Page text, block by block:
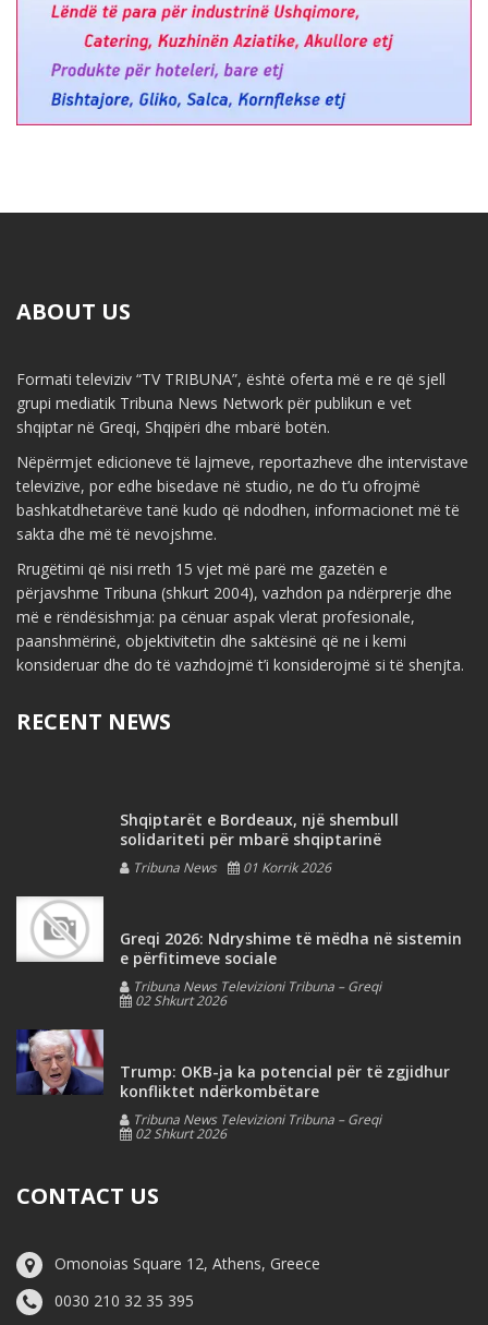
ABOUT US
Formati televiziv “TV TRIBUNA”, është oferta më e re që sjell
grupi mediatik Tribuna News Network për publikun e vet
shqiptar në Greqi, Shqipëri dhe mbarë botën.
Nëpërmjet edicioneve të lajmeve, reportazheve dhe intervistave
televizive, por edhe bisedave në studio, ne do t’u ofrojmë
bashkatdhetarëve tanë kudo që ndodhen, informacionet më të
sakta dhe më të nevojshme.
Rrugëtimi që nisi rreth 15 vjet më parë me gazetën e
përjavshme Tribuna (shkurt 2004), vazhdon pa ndërprerje dhe
më e rëndësishmja: pa cënuar aspak vlerat profesionale,
paanshmërinë, objektivitetin dhe saktësinë që ne i kemi
konsideruar dhe do të vazhdojmë t’i konsiderojmë si të shenjta.
RECENT NEWS
Shqiptarët e Bordeaux, një shembull
solidariteti për mbarë shqiptarinë
Tribuna News 01 Korrik 2026
Greqi 2026: Ndryshime të mëdha në sistemin
e përfitimeve sociale
Tribuna News Televizioni Tribuna – Greqi
02 Shkurt 2026
Trump: OKB-ja ka potencial për të zgjidhur
konfliktet ndërkombëtare
Tribuna News Televizioni Tribuna – Greqi
02 Shkurt 2026
CONTACT US
Omonoias Square 12, Athens, Greece
0030 210 32 35 395